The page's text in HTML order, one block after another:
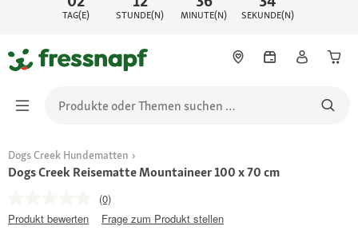
TAG(E) STUNDE(N) MINUTE(N) SEKUNDE(N)
Dogs Creek Hundematten
Dogs Creek Reisematte Mountaineer 100 x 70 cm
(0)
Produkt bewerten
Frage zum Produkt stellen